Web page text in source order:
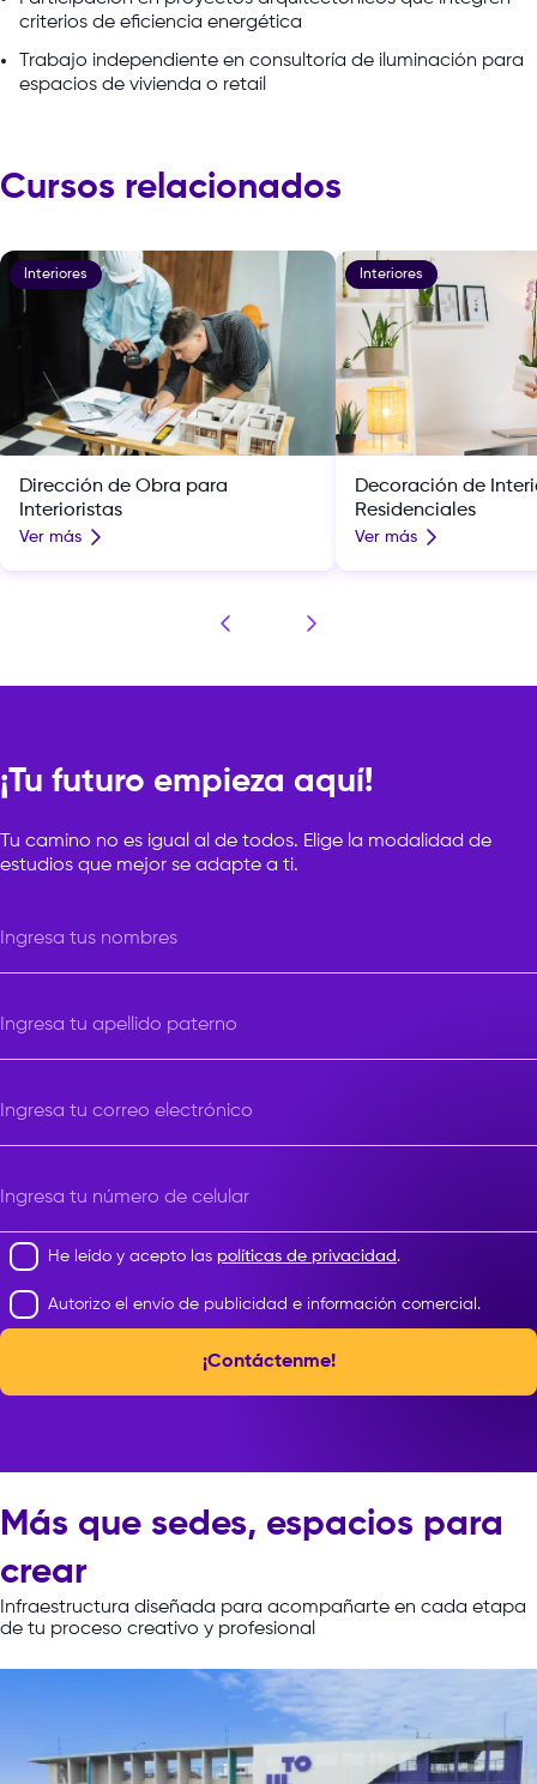
criterios de eficiencia energética
Trabajo independiente en consultoría de iluminación para
espacios de vivienda o retail
Cursos relacionados
Dirección de Obra para
Interioristas
Ver más
Interiores
Decoración de
Residenciales
Ver más
Interiores
¡Tu futuro empieza aquí!
Tu camino no es igual al de todos. Elige la modalidad de
estudios que mejor se adapte a ti.
Ingresa tus nombres
Ingresa tu apellido paterno
Ingresa tu correo electrónico
Ingresa tu número de celular
He leído y acepto las políticas de privacidad .
Autorizo el envío de publicidad e información comercial.
¡Contáctenme!
Más que sedes, espacios para
crear
Infraestructura diseñada para acompañarte en cada etapa
de tu proceso creativo y profesional